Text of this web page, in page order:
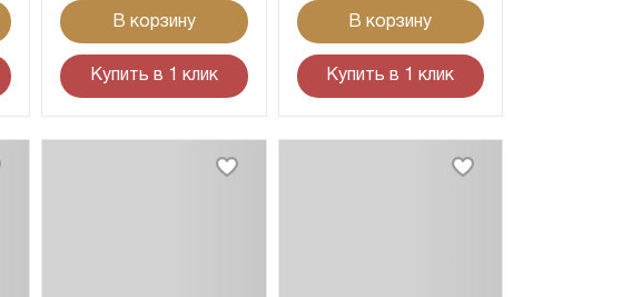
В корзину
Купить в 1 клик
В корзину
Купить в 1 клик